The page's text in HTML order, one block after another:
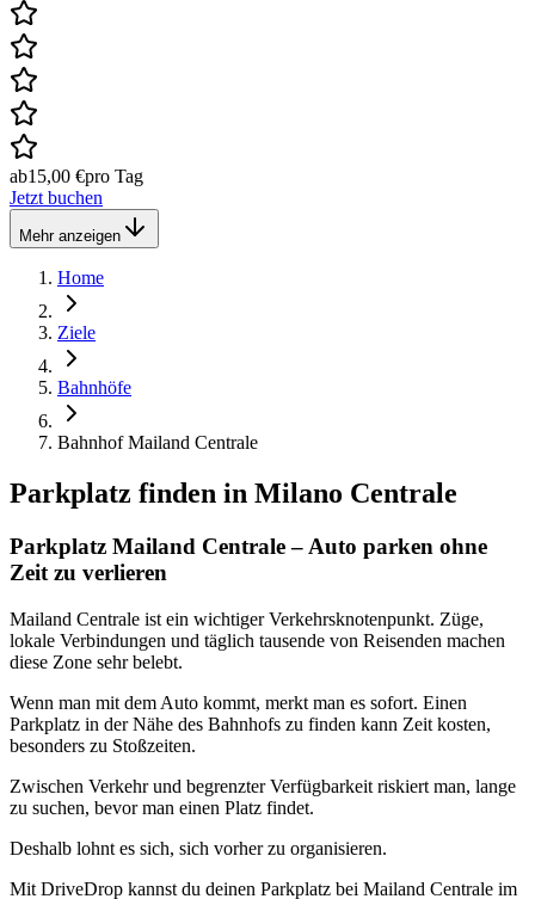
ab15,00 €pro Tag
Jetzt buchen
Mehr anzeigen
Home
Ziele
Bahnhöfe
Bahnhof Mailand Centrale
Parkplatz finden in Milano Centrale
Parkplatz Mailand Centrale – Auto parken ohne
Zeit zu verlieren
Mailand Centrale ist ein wichtiger Verkehrsknotenpunkt. Züge,
lokale Verbindungen und täglich tausende von Reisenden machen
diese Zone sehr belebt.
Wenn man mit dem Auto kommt, merkt man es sofort. Einen
Parkplatz in der Nähe des Bahnhofs zu finden kann Zeit kosten,
besonders zu Stoßzeiten.
Zwischen Verkehr und begrenzter Verfügbarkeit riskiert man, lange
zu suchen, bevor man einen Platz findet.
Deshalb lohnt es sich, sich vorher zu organisieren.
Mit DriveDrop kannst du deinen Parkplatz bei Mailand Centrale im